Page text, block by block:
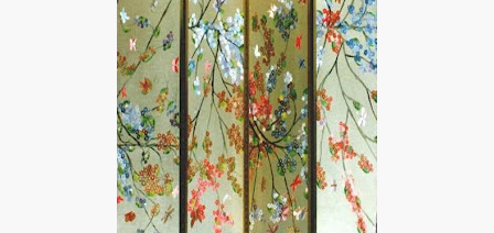
POESÍA ORIENTAL
EROTICA , SUGESTIVA POR FANNY JEM WONG
, DESOLACIÓN Y TRISTEZA